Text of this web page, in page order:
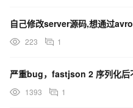
223 1
1393 1